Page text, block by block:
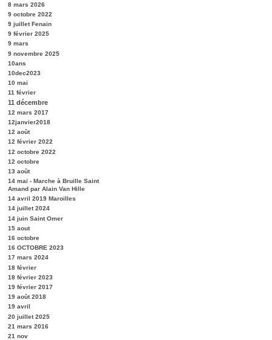
8 mars 2026
9 octobre 2022
9 juillet Fenain
9 février 2025
9 mars
9 novembre 2025
10ans
10dec2023
10 mai
11 février
11 décembre
12 mars 2017
12janvier2018
12 août
12 février 2022
12 octobre 2022
12 octobre
13 août
14 mai - Marche à Bruille Saint
Amand par Alain Van Hille
14 avril 2019 Maroilles
14 juillet 2024
14 juin Saint Omer
15 aout
16 octobre
16 OCTOBRE 2023
17 mars 2024
18 février
18 février 2023
19 février 2017
19 août 2018
19 avril
20 juillet 2025
21 mars 2016
21 nov